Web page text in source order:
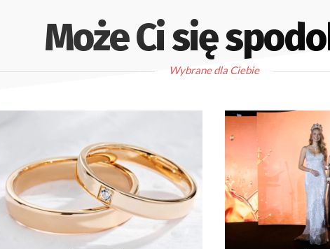
Może Ci się
Wybrane dla Ciebie